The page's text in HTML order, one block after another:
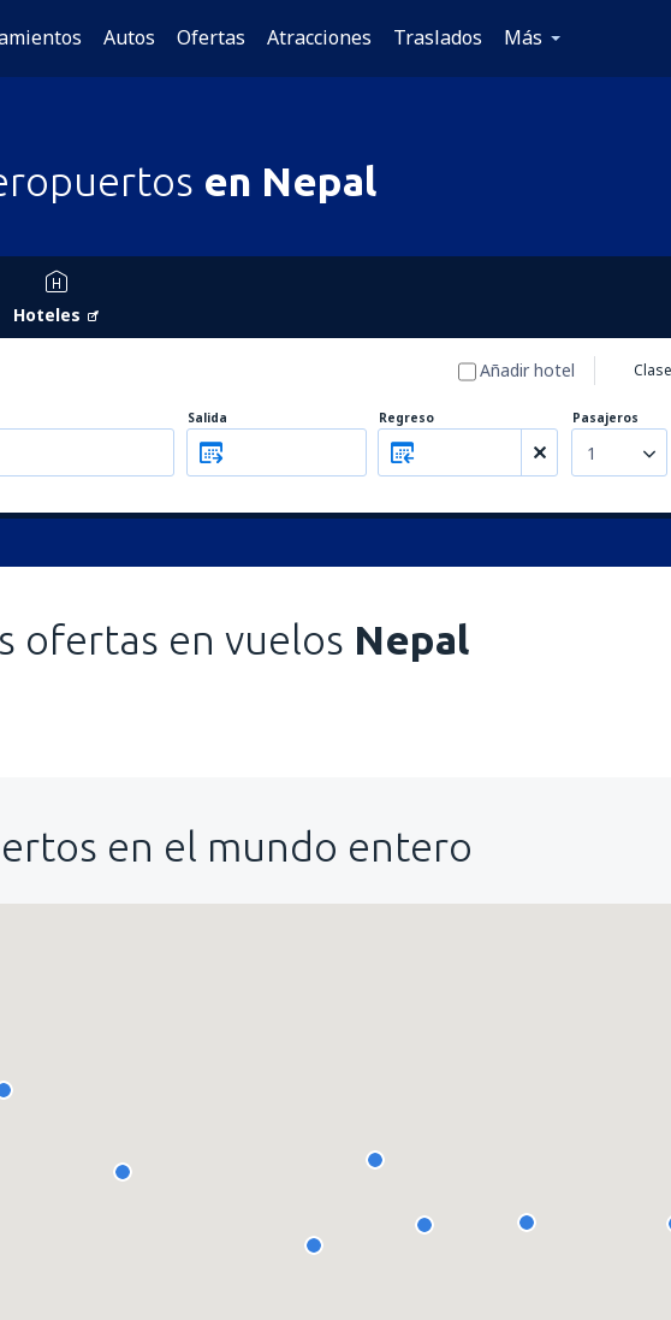
Autos Ofertas Atracciones Traslados Más
en Nepal
Hoteles
Añadir hotel
Salida Regreso Pasajeros
1
ofertas en vuelos Nepal
en el mundo entero